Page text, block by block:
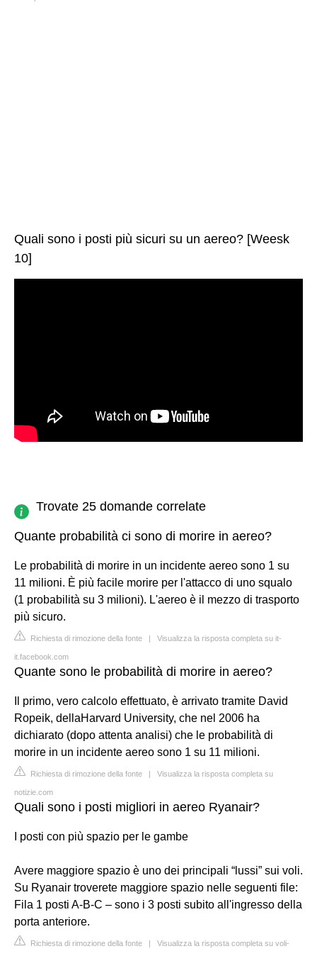
Quali sono i posti più sicuri su un aereo? [Weesk
10]
Trovate 25 domande correlate
Quante probabilità ci sono di morire in aereo?
Le probabilità di morire in un incidente aereo sono 1 su
11 milioni. È più facile morire per l'attacco di uno squalo
(1 probabilità su 3 milioni). L'aereo è il mezzo di trasporto
più sicuro.
Richiesta di rimozione della fonte | Visualizza la risposta completa su it-
it.facebook.com
Quante sono le probabilità di morire in aereo?
Il primo, vero calcolo effettuato, è arrivato tramite David
Ropeik, dellaHarvard University, che nel 2006 ha
dichiarato (dopo attenta analisi) che le probabilità di
morire in un incidente aereo sono 1 su 11 milioni.
Richiesta di rimozione della fonte | Visualizza la risposta completa su
notizie.com
Quali sono i posti migliori in aereo Ryanair?
I posti con più spazio per le gambe
Avere maggiore spazio è uno dei principali “lussi” sui voli.
Su Ryanair troverete maggiore spazio nelle seguenti file:
Fila 1 posti A-B-C – sono i 3 posti subito all'ingresso della
porta anteriore.
Richiesta di rimozione della fonte | Visualizza la risposta completa su voli-